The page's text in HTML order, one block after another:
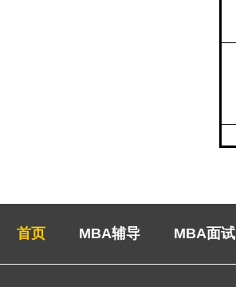
首页 MBA辅导 MBA面试